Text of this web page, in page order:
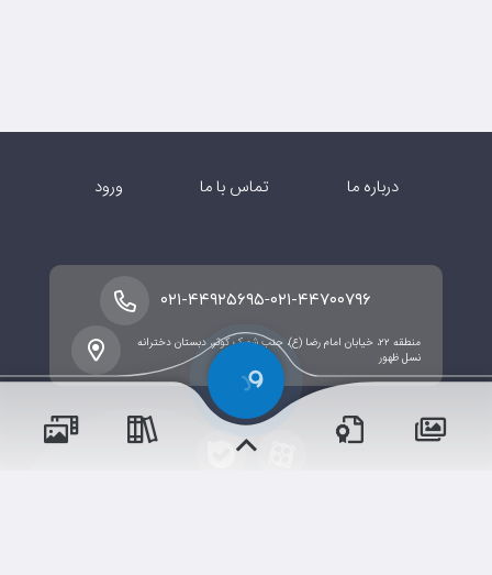
درباره ما تماس با ما ورود
منطقه ۲۲، خیابان امام رضا (ع)، جنب شهرک کوثر، دبستان دخترانه
نسل ظهور
۰۲۱-۴۴۷۰۰۷۹۶-۰۲۱-۴۴۹۲۵۶۹۵